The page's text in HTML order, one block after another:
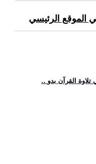
الموقع الرئيسي
القرآن بدو